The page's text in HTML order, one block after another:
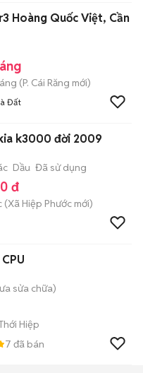
Hoàng Quốc Việt, Cần
(P. Cái Răng mới)
Đất
ô tô chở rác kia k3000 đời 2009
Dầu Đã sử dụng
đ
(Xã Hiệp Phước mới)
sửa chữa)
Hiệp
7 đã bán